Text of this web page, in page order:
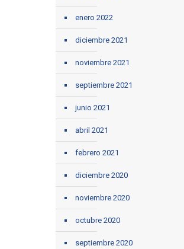
enero 2022
diciembre 2021
noviembre 2021
septiembre 2021
junio 2021
abril 2021
febrero 2021
diciembre 2020
noviembre 2020
octubre 2020
septiembre 2020